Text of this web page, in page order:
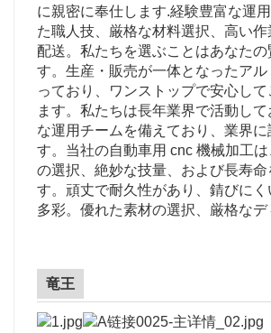
に親密に奉仕します.経験豊富な運
た職人技、厳格な材料選択、高い
配送。私たちを選ぶことはあなた
す。生産・販売が一体となったア
っており、ワンストップで安心し
ます。私たちは長年業界で活動し
な運用チームを備えており、業界に
す。当社の自動車用 cnc 機械加工
の選択、絶妙な技量、および長寿命
す。頑丈で耐久性があり、錆びにく
多彩。優れた素材の選択、厳格なデ
竜王